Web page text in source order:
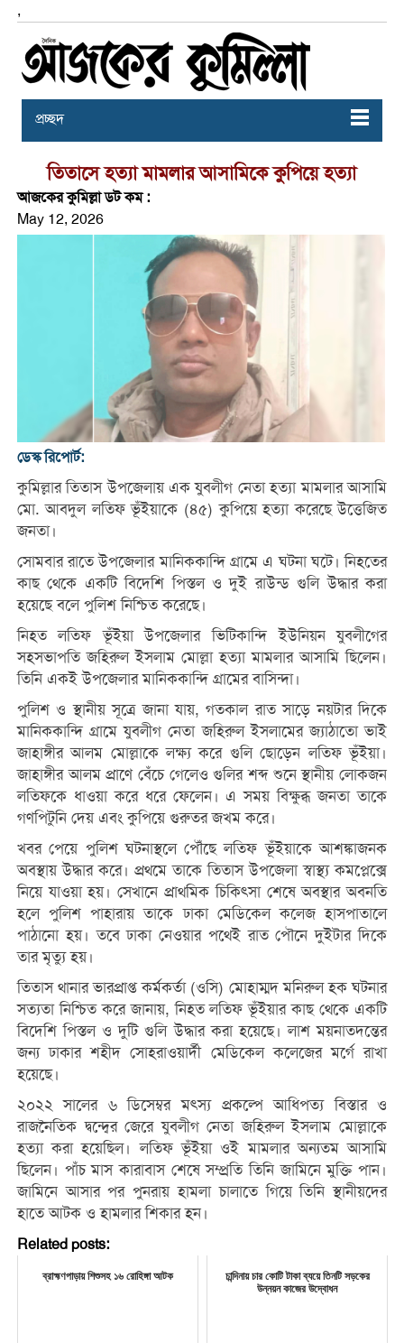
,
প্রচ্ছদ
তিতাসে হত্যা মামলার আসামিকে কুপিয়ে হত্যা
আজকের কুমিল্লা ডট কম :
May 12, 2026
ডেস্ক রিপোর্ট:
কুমিল্লার তিতাস উপজেলায় এক যুবলীগ নেতা হত্যা মামলার আসামি
মো. আবদুল লতিফ ভূঁইয়াকে (৪৫) কুপিয়ে হত্যা করেছে উত্তেজিত
জনতা।
সোমবার রাতে উপজেলার মানিককান্দি গ্রামে এ ঘটনা ঘটে। নিহতের
কাছ থেকে একটি বিদেশি পিস্তল ও দুই রাউন্ড গুলি উদ্ধার করা
হয়েছে বলে পুলিশ নিশ্চিত করেছে।
নিহত লতিফ ভূঁইয়া উপজেলার ভিটিকান্দি ইউনিয়ন যুবলীগের
সহসভাপতি জহিরুল ইসলাম মোল্লা হত্যা মামলার আসামি ছিলেন।
তিনি একই উপজেলার মানিককান্দি গ্রামের বাসিন্দা।
পুলিশ ও স্থানীয় সূত্রে জানা যায়, গতকাল রাত সাড়ে নয়টার দিকে
মানিককান্দি গ্রামে যুবলীগ নেতা জহিরুল ইসলামের জ্যাঠাতো ভাই
জাহাঙ্গীর আলম মোল্লাকে লক্ষ্য করে গুলি ছোড়েন লতিফ ভূঁইয়া।
জাহাঙ্গীর আলম প্রাণে বেঁচে গেলেও গুলির শব্দ শুনে স্থানীয় লোকজন
লতিফকে ধাওয়া করে ধরে ফেলেন। এ সময় বিক্ষুব্ধ জনতা তাকে
গণপিটুনি দেয় এবং কুপিয়ে গুরুতর জখম করে।
খবর পেয়ে পুলিশ ঘটনাস্থলে পৌঁছে লতিফ ভূঁইয়াকে আশঙ্কাজনক
অবস্থায় উদ্ধার করে। প্রথমে তাকে তিতাস উপজেলা স্বাস্থ্য কমপ্লেক্সে
নিয়ে যাওয়া হয়। সেখানে প্রাথমিক চিকিৎসা শেষে অবস্থার অবনতি
হলে পুলিশ পাহারায় তাকে ঢাকা মেডিকেল কলেজ হাসপাতালে
পাঠানো হয়। তবে ঢাকা নেওয়ার পথেই রাত পৌনে দুইটার দিকে
তার মৃত্যু হয়।
তিতাস থানার ভারপ্রাপ্ত কর্মকর্তা (ওসি) মোহাম্মদ মনিরুল হক ঘটনার
সত্যতা নিশ্চিত করে জানায়, নিহত লতিফ ভূঁইয়ার কাছ থেকে একটি
বিদেশি পিস্তল ও দুটি গুলি উদ্ধার করা হয়েছে। লাশ ময়নাতদন্তের
জন্য ঢাকার শহীদ সোহরাওয়ার্দী মেডিকেল কলেজের মর্গে রাখা
হয়েছে।
২০২২ সালের ৬ ডিসেম্বর মৎস্য প্রকল্পে আধিপত্য বিস্তার ও
রাজনৈতিক দ্বন্দ্বের জেরে যুবলীগ নেতা জহিরুল ইসলাম মোল্লাকে
হত্যা করা হয়েছিল। লতিফ ভূঁইয়া ওই মামলার অন্যতম আসামি
ছিলেন। পাঁচ মাস কারাবাস শেষে সম্প্রতি তিনি জামিনে মুক্তি পান।
জামিনে আসার পর পুনরায় হামলা চালাতে গিয়ে তিনি স্থানীয়দের
হাতে আটক ও হামলার শিকার হন।
Related posts:
ব্রাহ্মণপাড়ায় শিশুসহ ১৬ রোহিঙ্গা আটক
চান্দিনায় চার কোটি টাকা ব্যয়ে তিনটি সড়কের
উন্নয়ন কাজের উদ্বোধন